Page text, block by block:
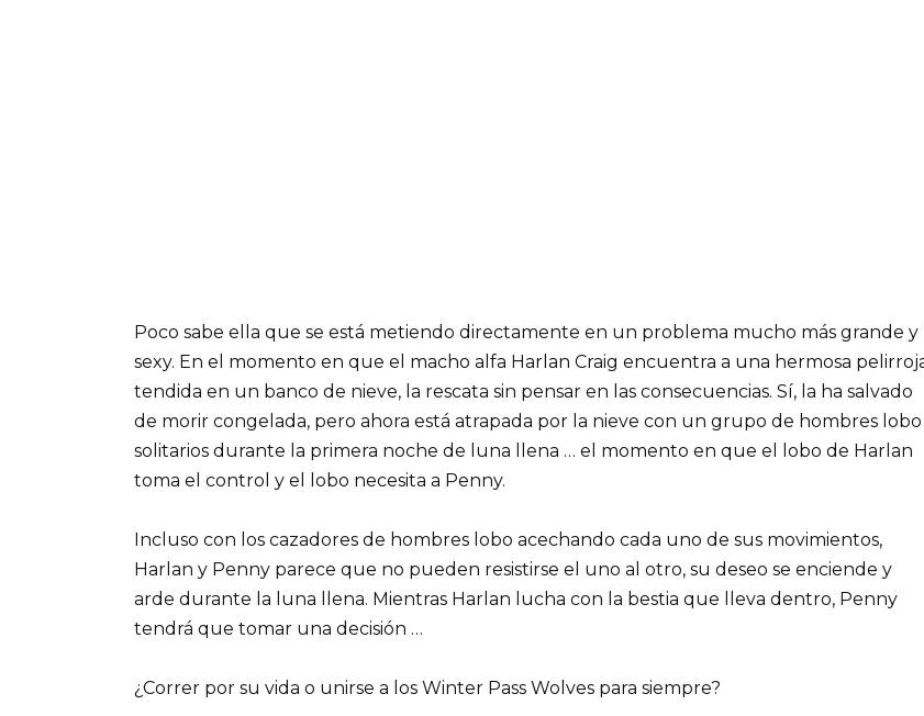
Poco sabe ella que se está metiendo directamente en un problema mucho más grande y
sexy. En el momento en que el macho alfa Harlan Craig encuentra a una hermosa
tendida en un banco de nieve, la rescata sin pensar en las consecuencias. Sí, la ha salvado
de morir congelada, pero ahora está atrapada por la nieve con un grupo de hombres lobo
solitarios durante la primera noche de luna llena … el momento en que el lobo de Harlan
toma el control y el lobo necesita a Penny.
Incluso con los cazadores de hombres lobo acechando cada uno de sus movimientos,
Harlan y Penny parece que no pueden resistirse el uno al otro, su deseo se enciende y
arde durante la luna llena. Mientras Harlan lucha con la bestia que lleva dentro, Penny
tendrá que tomar una decisión …
¿Correr por su vida o unirse a los Winter Pass Wolves para siempre?